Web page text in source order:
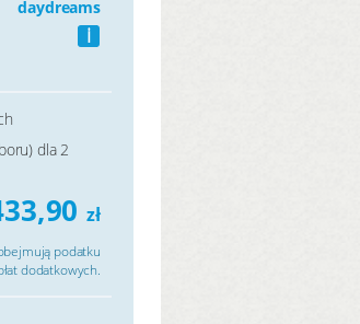
daydreams
i
dla 2
zł
podatku
dodatkowych.